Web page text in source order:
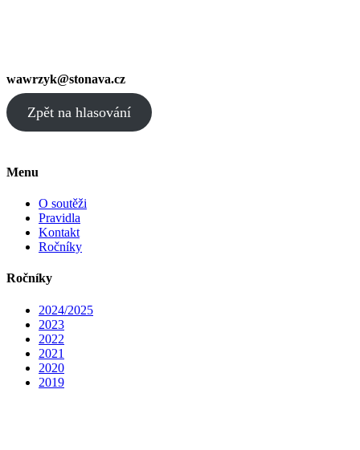
wawrzyk@stonava.cz
Zpět na hlasování
Menu
O soutěži
Pravidla
Kontakt
Ročníky
Ročníky
2024/2025
2023
2022
2021
2020
2019